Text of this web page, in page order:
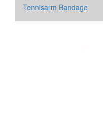
Tennisarm Bandage